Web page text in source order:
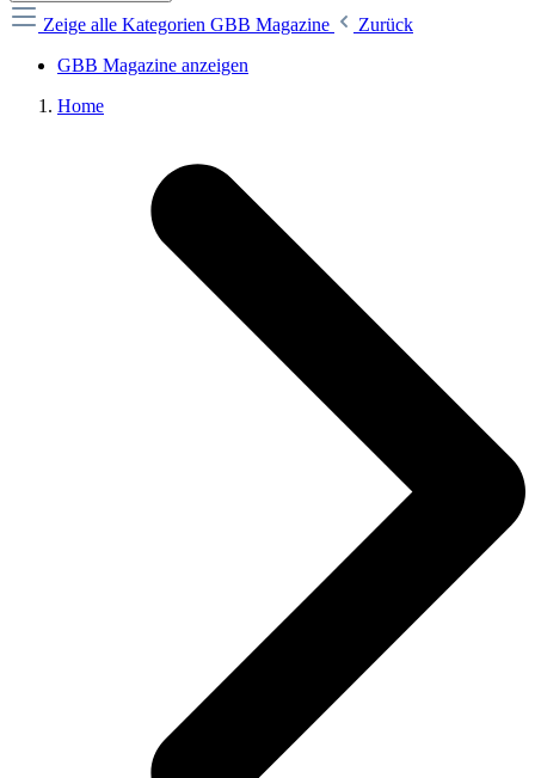
Zeige alle Kategorien GBB Magazine
Zurück
GBB Magazine anzeigen
Home